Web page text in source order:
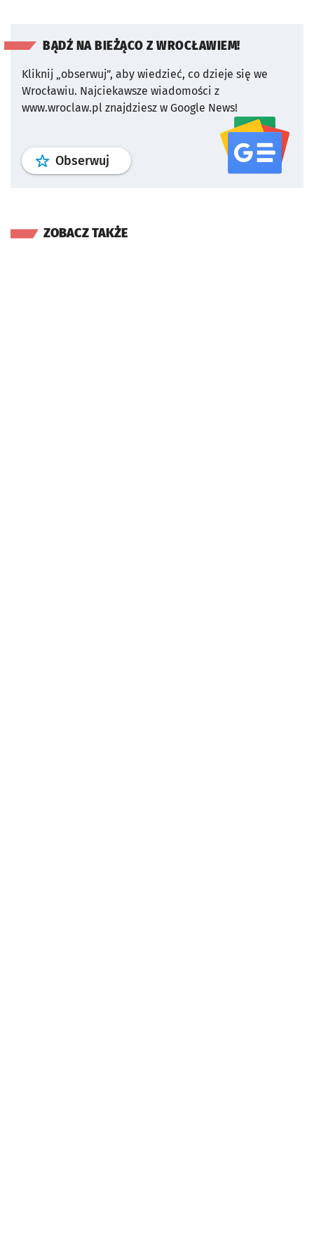
BĄDŹ NA BIEŻĄCO Z WROCŁAWIEM!
Kliknij „obserwuj”, aby wiedzieć, co dzieje się we
Wrocławiu. Najciekawsze wiadomości z
www.wroclaw.pl znajdziesz w Google News!
Obserwuj profil serwisu
ZOBACZ TAKŻE